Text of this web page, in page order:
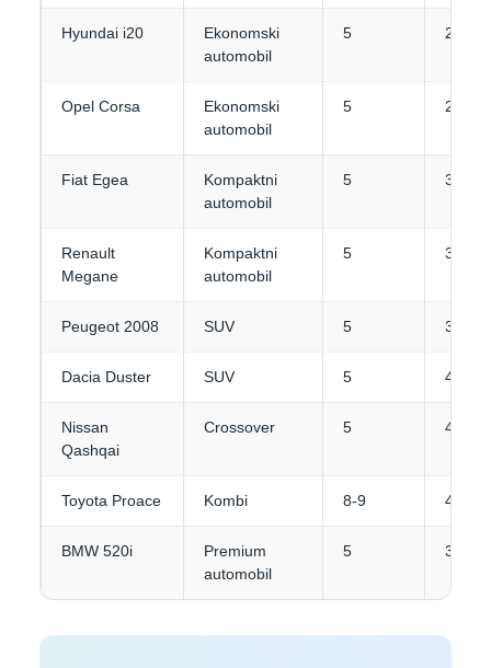
Hyundai i20
Ekonomski
automobil
5 2-3
Opel Corsa
Ekonomski
automobil
5 2
Fiat Egea
Kompaktni
automobil
5 3-4
Renault
Megane
Kompaktni
automobil
5 3-4
Peugeot 2008 SUV 5 3
Dacia Duster SUV 5 4
Nissan
Qashqai
Crossover 5 4
Toyota Proace Kombi 8-9 4-5
BMW 520i
Premium
automobil
5 3-4